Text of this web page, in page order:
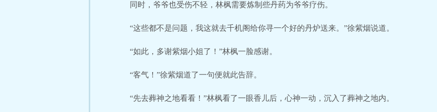
同时，爷爷也受伤不轻，林枫需要炼制些丹药为爷爷疗伤。
“这些都不是问题，我这就去千机阁给你寻一个好的丹炉送来。”徐紫烟说道。
“如此，多谢紫烟小姐了！”林枫一脸感谢。
“客气！”徐紫烟道了一句便就此告辞。
“先去葬神之地看看！”林枫看了一眼香儿后，心神一动，沉入了葬神之地内。